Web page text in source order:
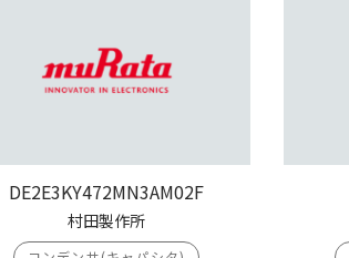
DE2E3KY472MN3AM02F
村田製作所